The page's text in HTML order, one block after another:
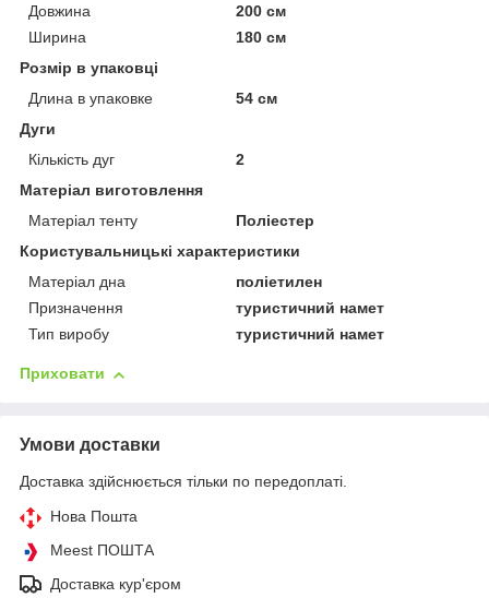
Довжина
200 см
Ширина
180 см
Розмір в упаковці
Длина в упаковке
54 см
Дуги
Кількість дуг
2
Матеріал виготовлення
Матеріал тенту
Поліестер
Користувальницькі характеристики
Матеріал дна
поліетилен
Призначення
туристичний намет
Тип виробу
туристичний намет
Приховати
Умови доставки
Доставка здійснюється тільки по передоплаті.
Нова Пошта
Meest ПОШТА
Доставка кур'єром